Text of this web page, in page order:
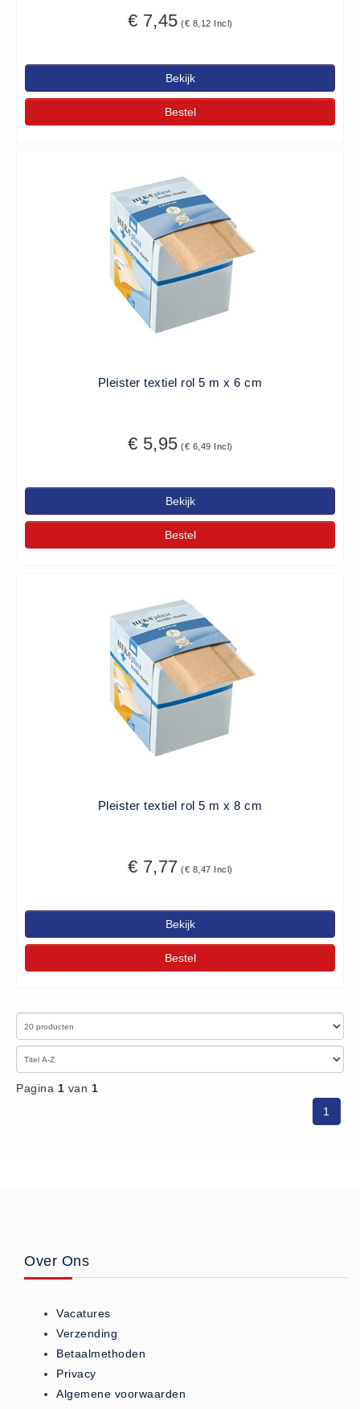
€ 7,45 (€ 8,12 Incl)
Bekijk
Bestel
Pleister textiel rol 5 m x 6 cm
€ 5,95 (€ 6,49 Incl)
Bekijk
Bestel
Pleister textiel rol 5 m x 8 cm
€ 7,77 (€ 8,47 Incl)
Bekijk
Bestel
Pagina 1 van 1
1
Over Ons
Vacatures
Verzending
Betaalmethoden
Privacy
Algemene voorwaarden